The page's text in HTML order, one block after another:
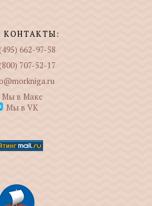
КОНТАКТЫ:
662-97-58
707-52-17
Мы в Макс
Мы в VK